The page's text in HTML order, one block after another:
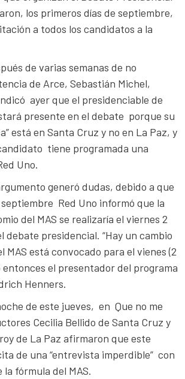
los primeros días de septiembre,
a todos los candidatos a la
de varias semanas de no
de Arce, Sebastián Michel,
ayer que el presidenciable de
presente en el debate porque su
está en Santa Cruz y no en La Paz, y
tiene programada una
Uno.
generó dudas, debido a que
Red Uno informó que la
del MAS se realizaría el viernes 2
debate presidencial. “Hay un cambio
MAS está convocado para el vienes (2
entonces el presentador del programa
Henners.
de este jueves, en Que no me
Cecilia Bellido de Santa Cruz y
de La Paz afirmaron que este
de una “entrevista imperdible” con
fórmula del MAS.